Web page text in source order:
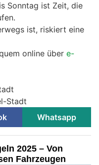
Sonntag ist Zeit, die
ist, riskiert eine
online über e-
Stadt
Whatsapp
2025 – Von
Fahrzeugen